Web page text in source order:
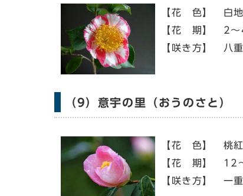
【花 色】 白地
【花 期】 2～
【咲き方】 八
（9）意宇の里（おうのさと）
【花 色】 桃紅
【花 期】 12
【咲き方】 一